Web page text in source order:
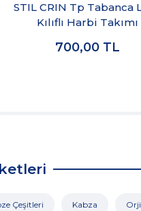
STIL CRIN Tp Tabanca
Kılıflı Harbi Takımı
700,00 TL
Çeşitleri Kabza